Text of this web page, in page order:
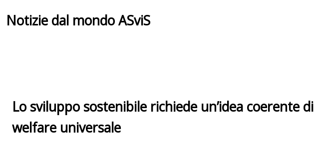
Notizie dal mondo ASviS
Lo sviluppo sostenibile richiede un’idea coerente di
welfare universale